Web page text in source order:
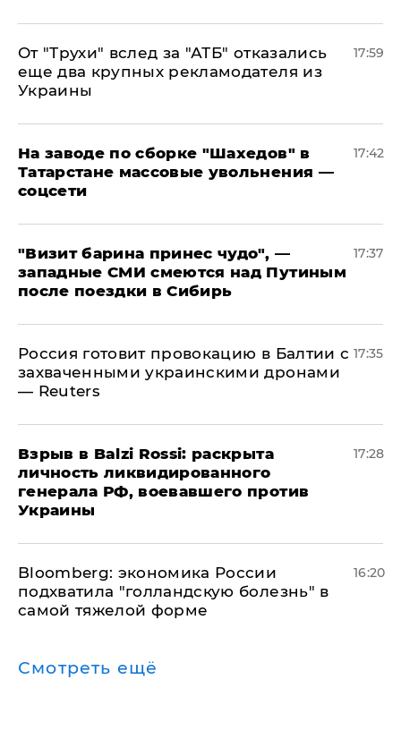
От "Трухи" вслед за "АТБ" отказались
еще два крупных рекламодателя из
Украины
17:59
На заводе по сборке "Шахедов" в
Татарстане массовые увольнения —
соцсети
17:42
"Визит барина принес чудо", —
западные СМИ смеются над Путиным
после поездки в Сибирь
17:37
​Россия готовит провокацию в Балтии с
захваченными украинскими дронами
— Reuters
17:35
​Взрыв в Balzi Rossi: раскрыта
личность ликвидированного
генерала РФ, воевавшего против
Украины
17:28
Bloomberg: экономика России
подхватила "голландскую болезнь" в
самой тяжелой форме
16:20
Смотреть ещё